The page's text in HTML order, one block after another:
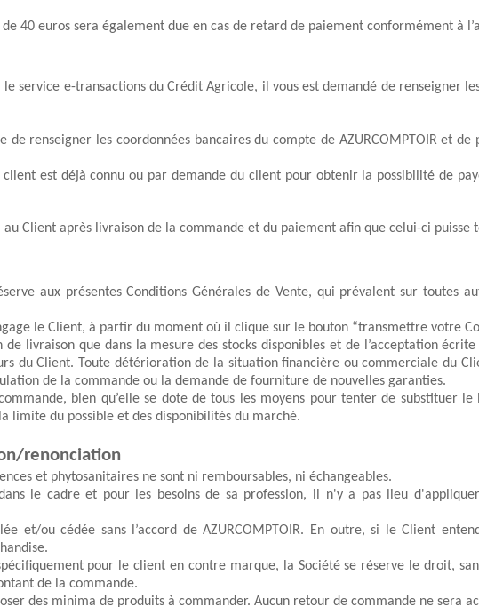
40 euros sera également due en cas de retard de paiement conformément à
service e-transactions du Crédit Agricole, il vous est demandé de renseigner
renseigner les coordonnées bancaires du compte de AZURCOMPTOIR et de
est déjà connu ou par demande du client pour obtenir la possibilité de
Client après livraison de la commande et du paiement afin que celui-ci puisse
aux présentes Conditions Générales de Vente, qui prévalent sur toutes
le Client, à partir du moment où il clique sur le bouton “transmettre votre
livraison que dans la mesure des stocks disponibles et de l’acceptation écrite
du Client. Toute détérioration de la situation financière ou commerciale du
de la commande ou la demande de fourniture de nouvelles garanties.
limite du possible et des disponibilités du marché.
renonciation
et phytosanitaires ne sont ni remboursables, ni échangeables.
le cadre et pour les besoins de sa profession, il n'y a pas lieu
et/ou cédée sans l’accord de AZURCOMPTOIR. En outre, si le Client
.
pour le client en contre marque, la Société se réserve le droit,
de la commande.
des minima de produits à commander. Aucun retour de commande ne sera